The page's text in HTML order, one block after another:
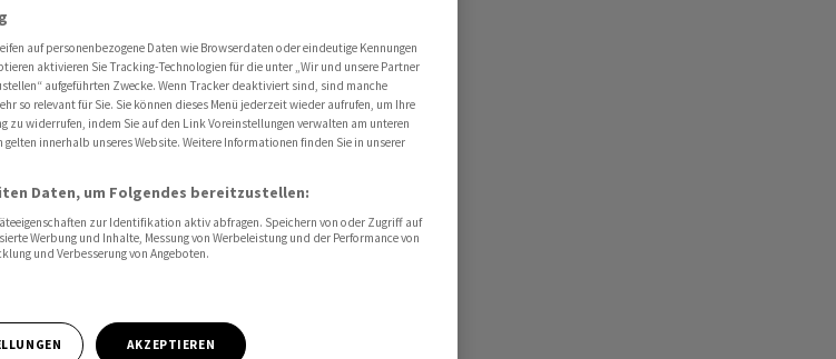
auf personenbezogene Daten wie Browserdaten oder eindeutige Kennungen
aktivieren Sie Tracking-Technologien für die unter „Wir und unsere Partner
aufgeführten Zwecke. Wenn Tracker deaktiviert sind, sind manche
so relevant für Sie. Sie können dieses Menü jederzeit wieder aufrufen, um Ihre
zu widerrufen, indem Sie auf den Link Voreinstellungen verwalten am unteren
innerhalb unseres Website. Weitere Informationen finden Sie in unserer
Daten, um Folgendes bereitzustellen:
zur Identifikation aktiv abfragen. Speichern von oder Zugriff auf
Werbung und Inhalte, Messung von Werbeleistung und der Performance von
und Verbesserung von Angeboten.
AKZEPTIEREN